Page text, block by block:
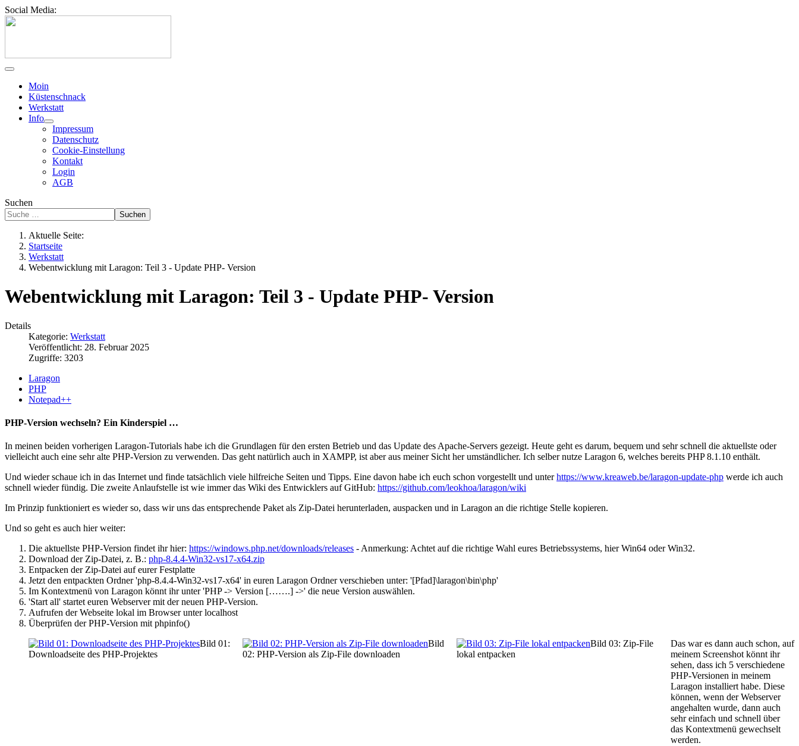
Social Media:
Moin
Küstenschnack
Werkstatt
Info
Impressum
Datenschutz
Cookie-Einstellung
Kontakt
Login
AGB
Suchen
Suchen
Aktuelle Seite:
Startseite
Werkstatt
Webentwicklung mit Laragon: Teil 3 - Update PHP- Version
Webentwicklung mit Laragon: Teil 3 - Update PHP- Version
Details
Kategorie: Werkstatt
Veröffentlicht: 28. Februar 2025
Zugriffe: 3203
Laragon
PHP
Notepad++
PHP-Version wechseln? Ein Kinderspiel …
In meinen beiden vorherigen Laragon-Tutorials habe ich die Grundlagen für den ersten Betrieb und das Update des Apache-Servers gezeigt. Heute geht es darum, bequem und sehr schnell die aktuellste oder
vielleicht auch eine sehr alte PHP-Version zu verwenden. Das geht natürlich auch in XAMPP, ist aber aus meiner Sicht her umständlicher. Ich selber nutze Laragon 6, welches bereits PHP 8.1.10 enthält.
Und wieder schaue ich in das Internet und finde tatsächlich viele hilfreiche Seiten und Tipps. Eine davon habe ich euch schon vorgestellt und unterhttps://www.kreaweb.be/laragon-update-php werde ich auch
schnell wieder fündig. Die zweite Anlaufstelle ist wie immer das Wiki des Entwicklers auf GitHub: https://github.com/leokhoa/laragon/wiki
Im Prinzip funktioniert es wieder so, dass wir uns das entsprechende Paket als Zip-Datei herunterladen, auspacken und in Laragon an die richtige Stelle kopieren.
Und so geht es auch hier weiter:
Die aktuellste PHP-Version findet ihr hier: https://windows.php.net/downloads/releases - Anmerkung: Achtet auf die richtige Wahl eures Betriebssystems, hier Win64 oder Win32.
Download der Zip-Datei, z. B.: php-8.4.4-Win32-vs17-x64.zip
Entpacken der Zip-Datei auf eurer Festplatte
Jetzt den entpackten Ordner 'php-8.4.4-Win32-vs17-x64' in euren Laragon Ordner verschieben unter: '[Pfad]\laragon\bin\php'
Im Kontextmenü von Laragon könnt ihr unter 'PHP -> Version […….] ->' die neue Version auswählen.
'Start all' startet euren Webserver mit der neuen PHP-Version.
Aufrufen der Webseite lokal im Browser unter localhost
Überprüfen der PHP-Version mit phpinfo()
Bild 01:
Downloadseite des PHP-Projektes
Bild
02: PHP-Version als Zip-File downloaden
Bild 03: Zip-File
lokal entpacken
Das war es dann auch schon, auf
meinem Screenshot könnt ihr
sehen, dass ich 5 verschiedene
PHP-Versionen in meinem
Laragon installiert habe. Diese
können, wenn der Webserver
angehalten wurde, dann auch
sehr einfach und schnell über
das Kontextmenü gewechselt
werden.